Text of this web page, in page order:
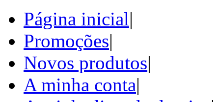
Página inicial|
Promoções|
Novos produtos|
A minha conta|